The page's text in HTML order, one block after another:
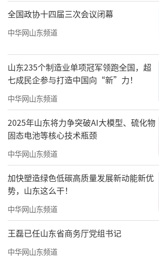
7月3日晚，济宁微山县“
夜市”义诊活动正式开始，让居
科普互动游戏、中药特色养生
材展示等惠民活动，将中医药
的“夜市文化”深度融合，不仅
人参与，还“圈粉”了许多年轻
的体验、多元化的中医药特色
评。
全国政协十四届三次会议闭幕
中华网山东频道
山东235个制造业单项冠军领跑全国，超
七成民企参与打造中国向“新”力！
中华网山东频道
2025年山东将力争突破AI大模型、硫化物
固态电池等核心技术瓶颈
中华网山东频道
加快塑造绿色低碳高质量发展新动能新优
势，山东这么干！
中华网山东频道
王磊已任山东省商务厅党组书记
中华网山东频道